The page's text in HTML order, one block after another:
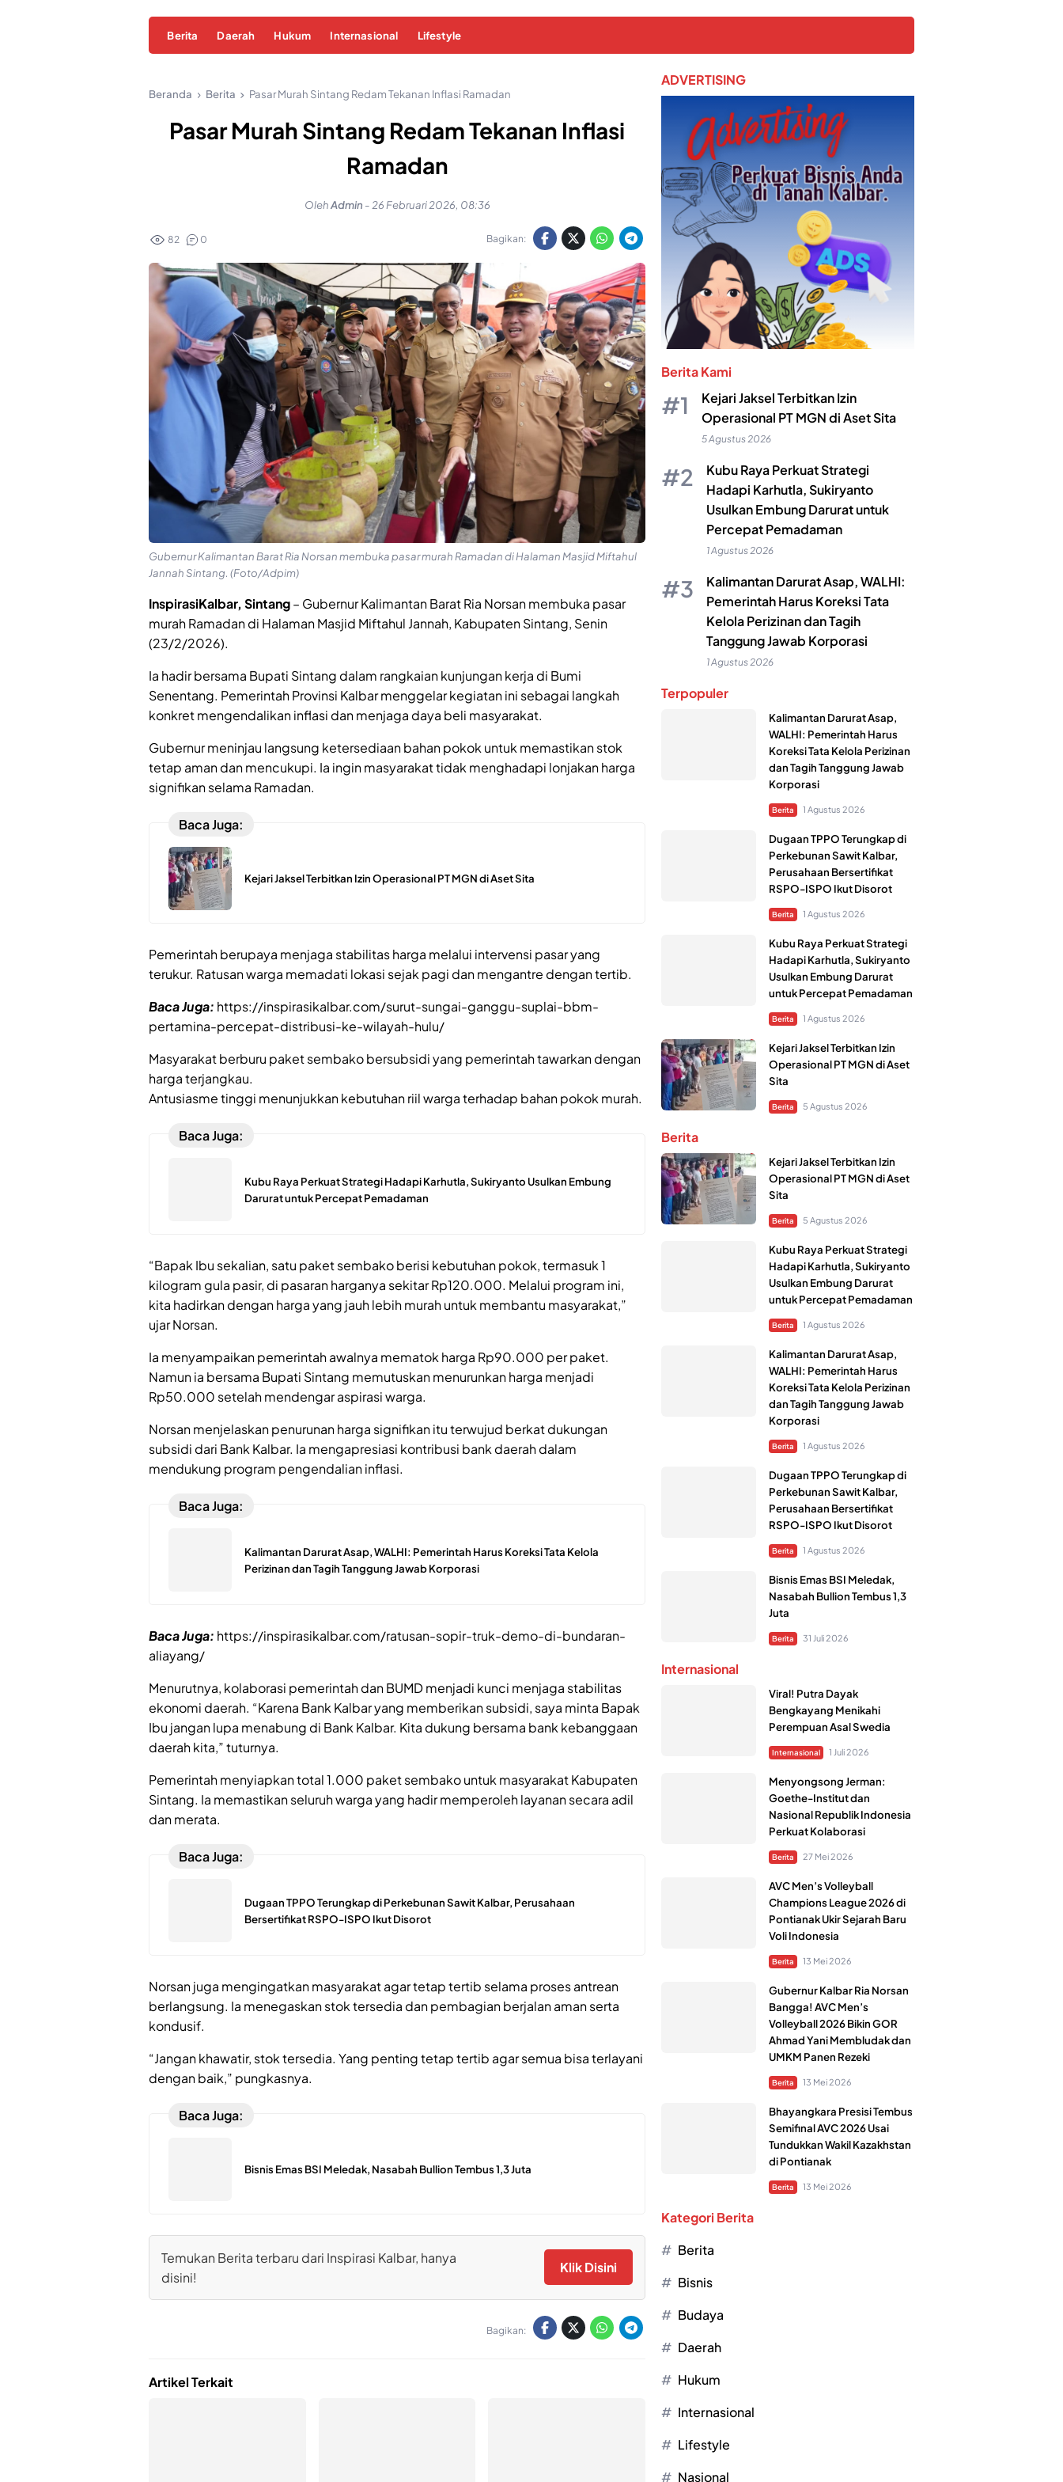
Berita Daerah Hukum Internasional Lifestyle
Beranda Berita Pasar Murah Sintang Redam Tekanan Inflasi Ramadan
Pasar Murah Sintang Redam Tekanan Inflasi
Ramadan
OlehAdmin - 26 Februari 2026, 08:36
82 0 Bagikan:
Gubernur Kalimantan Barat Ria Norsan membuka pasar murah Ramadan di Halaman Masjid Miftahul
Jannah Sintang. (Foto/Adpim)
InspirasiKalbar, Sintang– Gubernur Kalimantan Barat Ria Norsan membuka pasar
murah Ramadan di Halaman Masjid Miftahul Jannah, Kabupaten Sintang, Senin
(23/2/2026).
Ia hadir bersama Bupati Sintang dalam rangkaian kunjungan kerja di Bumi
Senentang. Pemerintah Provinsi Kalbar menggelar kegiatan ini sebagai langkah
konkret mengendalikan inflasi dan menjaga daya beli masyarakat.
Gubernur meninjau langsung ketersediaan bahan pokok untuk memastikan stok
tetap aman dan mencukupi. Ia ingin masyarakat tidak menghadapi lonjakan harga
signifikan selama Ramadan.
Baca Juga:
Kejari Jaksel Terbitkan Izin Operasional PT MGN di Aset Sita
Pemerintah berupaya menjaga stabilitas harga melalui intervensi pasar yang
terukur. Ratusan warga memadati lokasi sejak pagi dan mengantre dengan tertib.
Baca Juga: https://inspirasikalbar.com/surut-sungai-ganggu-suplai-bbm-
pertamina-percepat-distribusi-ke-wilayah-hulu/
Masyarakat berburu paket sembako bersubsidi yang pemerintah tawarkan dengan
harga terjangkau.
Antusiasme tinggi menunjukkan kebutuhan riil warga terhadap bahan pokok murah.
Baca Juga:
Kubu Raya Perkuat Strategi Hadapi Karhutla, Sukiryanto Usulkan Embung
Darurat untuk Percepat Pemadaman
“Bapak Ibu sekalian, satu paket sembako berisi kebutuhan pokok, termasuk 1
kilogram gula pasir, di pasaran harganya sekitar Rp120.000. Melalui program ini,
kita hadirkan dengan harga yang jauh lebih murah untuk membantu masyarakat,”
ujar Norsan.
Ia menyampaikan pemerintah awalnya mematok harga Rp90.000 per paket.
Namun ia bersama Bupati Sintang memutuskan menurunkan harga menjadi
Rp50.000 setelah mendengar aspirasi warga.
Norsan menjelaskan penurunan harga signifikan itu terwujud berkat dukungan
subsidi dari Bank Kalbar. Ia mengapresiasi kontribusi bank daerah dalam
mendukung program pengendalian inflasi.
Baca Juga:
Kalimantan Darurat Asap, WALHI: Pemerintah Harus Koreksi Tata Kelola
Perizinan dan Tagih Tanggung Jawab Korporasi
Baca Juga: https://inspirasikalbar.com/ratusan-sopir-truk-demo-di-bundaran-
aliayang/
Menurutnya, kolaborasi pemerintah dan BUMD menjadi kunci menjaga stabilitas
ekonomi daerah. “Karena Bank Kalbar yang memberikan subsidi, saya minta Bapak
Ibu jangan lupa menabung di Bank Kalbar. Kita dukung bersama bank kebanggaan
daerah kita,” tuturnya.
Pemerintah menyiapkan total 1.000 paket sembako untuk masyarakat Kabupaten
Sintang. Ia memastikan seluruh warga yang hadir memperoleh layanan secara adil
dan merata.
Baca Juga:
Dugaan TPPO Terungkap di Perkebunan Sawit Kalbar, Perusahaan
Bersertifikat RSPO-ISPO Ikut Disorot
Norsan juga mengingatkan masyarakat agar tetap tertib selama proses antrean
berlangsung. Ia menegaskan stok tersedia dan pembagian berjalan aman serta
kondusif.
“Jangan khawatir, stok tersedia. Yang penting tetap tertib agar semua bisa terlayani
dengan baik,” pungkasnya.
Baca Juga:
Bisnis Emas BSI Meledak, Nasabah Bullion Tembus 1,3 Juta
Temukan Berita terbaru dari Inspirasi Kalbar, hanya
disini!
Klik Disini
Bagikan:
Artikel Terkait
ADVERTISING
Berita Kami
Kejari Jaksel Terbitkan Izin
Operasional PT MGN di Aset Sita
5 Agustus 2026
Kubu Raya Perkuat Strategi
Hadapi Karhutla, Sukiryanto
Usulkan Embung Darurat untuk
Percepat Pemadaman
1 Agustus 2026
Kalimantan Darurat Asap, WALHI:
Pemerintah Harus Koreksi Tata
Kelola Perizinan dan Tagih
Tanggung Jawab Korporasi
1 Agustus 2026
Terpopuler
Kalimantan Darurat Asap,
WALHI: Pemerintah Harus
Koreksi Tata Kelola Perizinan
dan Tagih Tanggung Jawab
Korporasi
Berita 1 Agustus 2026
Dugaan TPPO Terungkap di
Perkebunan Sawit Kalbar,
Perusahaan Bersertifikat
RSPO-ISPO Ikut Disorot
Berita 1 Agustus 2026
Kubu Raya Perkuat Strategi
Hadapi Karhutla, Sukiryanto
Usulkan Embung Darurat
untuk Percepat Pemadaman
Berita 1 Agustus 2026
Kejari Jaksel Terbitkan Izin
Operasional PT MGN di Aset
Sita
Berita 5 Agustus 2026
Berita
Kejari Jaksel Terbitkan Izin
Operasional PT MGN di Aset
Sita
Berita 5 Agustus 2026
Kubu Raya Perkuat Strategi
Hadapi Karhutla, Sukiryanto
Usulkan Embung Darurat
untuk Percepat Pemadaman
Berita 1 Agustus 2026
Kalimantan Darurat Asap,
WALHI: Pemerintah Harus
Koreksi Tata Kelola Perizinan
dan Tagih Tanggung Jawab
Korporasi
Berita 1 Agustus 2026
Dugaan TPPO Terungkap di
Perkebunan Sawit Kalbar,
Perusahaan Bersertifikat
RSPO-ISPO Ikut Disorot
Berita 1 Agustus 2026
Bisnis Emas BSI Meledak,
Nasabah Bullion Tembus 1,3
Juta
Berita 31 Juli 2026
Internasional
Viral! Putra Dayak
Bengkayang Menikahi
Perempuan Asal Swedia
Internasional 1 Juli 2026
Menyongsong Jerman:
Goethe-Institut dan
Nasional Republik Indonesia
Perkuat Kolaborasi
Berita 27 Mei 2026
AVC Men’s Volleyball
Champions League 2026 di
Pontianak Ukir Sejarah Baru
Voli Indonesia
Berita 13 Mei 2026
Gubernur Kalbar Ria Norsan
Bangga! AVC Men’s
Volleyball 2026 Bikin GOR
Ahmad Yani Membludak dan
UMKM Panen Rezeki
Berita 13 Mei 2026
Bhayangkara Presisi Tembus
Semifinal AVC 2026 Usai
Tundukkan Wakil Kazakhstan
di Pontianak
Berita 13 Mei 2026
Kategori Berita
Berita
Bisnis
Budaya
Daerah
Hukum
Internasional
Lifestyle
Nasional